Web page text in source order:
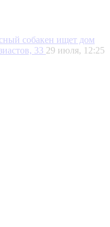
собакен ищет дом
33 29 июля, 12:25